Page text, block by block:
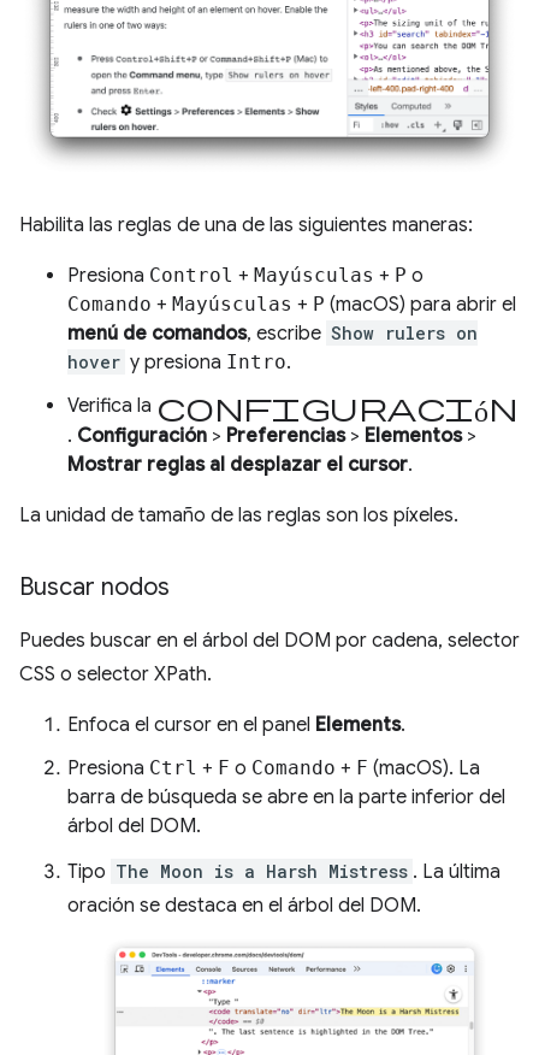
Habilita las reglas de una de las siguientes maneras:
Presiona Control + Mayúsculas + P o
Comando + Mayúsculas + P (macOS) para abrir el
menú de comandos, escribe Show rulers on
hover y presiona Intro.
Verifica la configuración
. Configuración > Preferencias> Elementos>
Mostrar reglas al desplazar el cursor.
La unidad de tamaño de las reglas son los píxeles.
Buscar nodos
Puedes buscar en el árbol del DOM por cadena, selector
CSS o selector XPath.
Enfoca el cursor en el panel Elements.
Presiona Ctrl + F o Comando + F (macOS). La
barra de búsqueda se abre en la parte inferior del
árbol del DOM.
Tipo The Moon is a Harsh Mistress . La última
oración se destaca en el árbol del DOM.